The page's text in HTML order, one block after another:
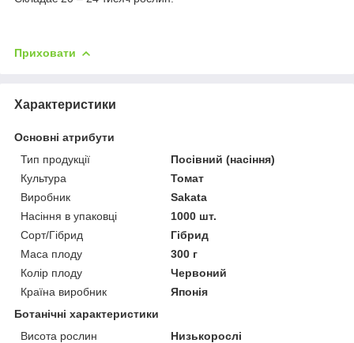
Приховати
Характеристики
Основні атрибути
Тип продукції
Посівний (насіння)
Культура
Томат
Виробник
Sakata
Насіння в упаковці
1000 шт.
Сорт/Гібрид
Гібрид
Маса плоду
300 г
Колір плоду
Червоний
Країна виробник
Японія
Ботанічні характеристики
Висота рослин
Низькорослі